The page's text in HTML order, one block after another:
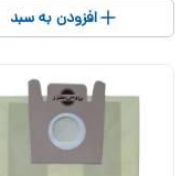
افزودن به سبد